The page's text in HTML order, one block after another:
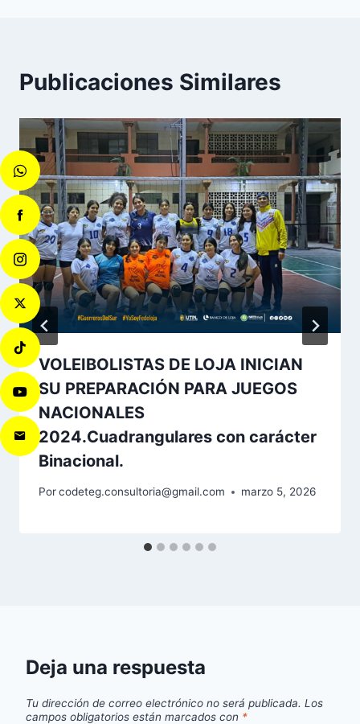
Publicaciones Similares
VOLEIBOLISTAS DE LOJA INICIAN
SU PREPARACIÓN PARA JUEGOS
NACIONALES
2024.Cuadrangulares con carácter
Binacional.
Porcodeteg.consultoria@gmail.com marzo 5, 2026
Deja una respuesta
Tu dirección de correo electrónico no será publicada. Los
campos obligatorios están marcados con *